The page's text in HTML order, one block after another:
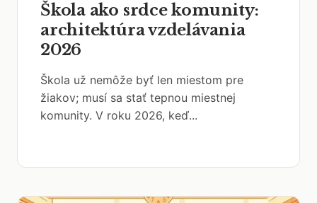
Škola ako srdce komunity:
architektúra vzdelávania
2026
Škola už nemôže byť len miestom pre
žiakov; musí sa stať tepnou miestnej
komunity. V roku 2026, keď...